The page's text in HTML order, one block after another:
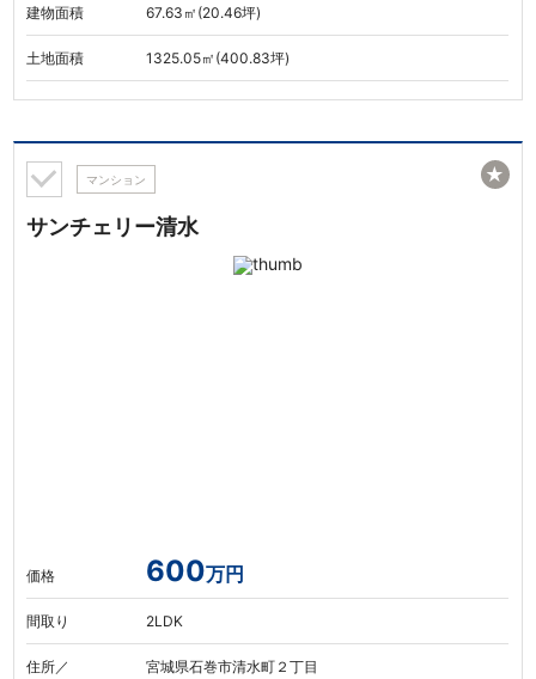
建物面積 67.63㎡(20.46坪)
土地面積 1325.05㎡(400.83坪)
マンション
サンチェリー清水
価格 600万円
間取り 2LDK
住所／
宮城県石巻市清水町２丁目
★